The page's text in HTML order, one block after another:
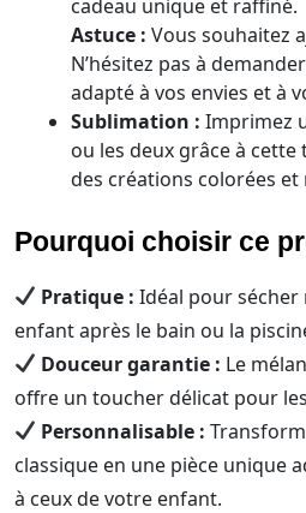
cadeau unique et raffiné.
Astuce : Vous souhaitez
N’hésitez pas à
adapté à vos envies et à
Sublimation : Imprimez
ou les deux grâce à
des créations colorées et
Pourquoi choisir ce
Pratique : Idéal pour
enfant après le bain ou la
Douceur garantie : Le
offre un toucher délicat pour
Personnalisable :
classique en une pièce unique
à ceux de votre enfant.